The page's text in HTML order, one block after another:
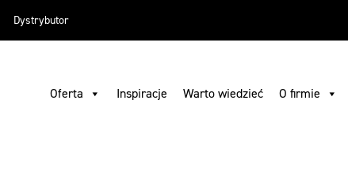
Dystrybutor
Oferta Inspiracje Warto wiedzieć O firmie